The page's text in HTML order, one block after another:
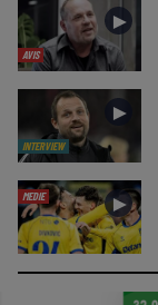
AVIS
►
INTERVIEW
►
MEDIE ►